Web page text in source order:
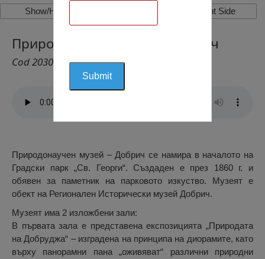
Show/Hide Left Side Show/Hide Right Side
Природонаучен Музей, Добрич
Cod 2030
Природонаучен музей – Добрич се намира в началото на
Градски парк „Св. Георги“. Създаден е през 1860 г. и
обявен за паметник на парковото изкуство. Музеят е
обект на Регионален Исторически музей Добрич.
Музеят има 2 изложбени зали:
В първата зала е представена експозицията „Природата
на Добруджа“ – изградена на принципа на диорамите, като
върху панорамни пана „оживяват“ различни природни